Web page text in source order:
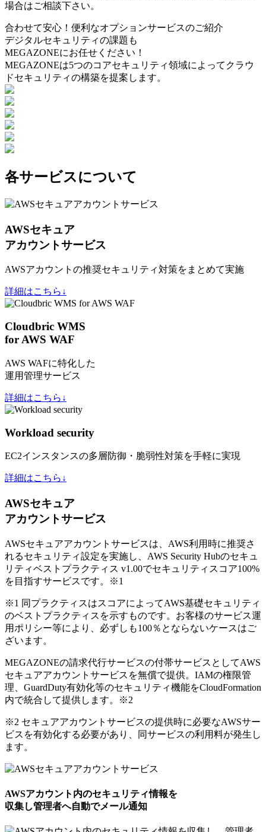
場合はご相談下さい。
合わせて安心！便利なオプションサービスのご紹介
デジタルセキュリティの課題も
MEGAZONEにお任せください！
MEGAZONEは5つのコアセキュリティ領域によってクラウ
ドセキュリティの構築を提案します。
各サービスについて
AWSセキュア
アカウントサービス
AWSアカウントの推奨セキュリティ対策をまとめて実施
詳細はこちら↓
Cloudbric WMS
for AWS WAF
AWS WAFに特化した
運用管理サービス
詳細はこちら↓
Workload security
EC2インスタンスの多層防御・脆弱性対策を手軽に実現
詳細はこちら↓
AWSセキュア
アカウントサービス
AWSセキュアアカウントサービスは、AWS利用時に推奨さ
れるセキュリティ設定を実施し、AWS Security Hubのセキュ
リティベストプラクティス v1.00でセキュリティスコア100%
を目指すサービスです。
※1
※1 同プラクティスはスコアによってAWS基礎セキュリティ
のベストプラクティスを示すものです。お客様のサービス運
用ポリシー等により、必ずしも100％とならないケースはご
ざいます。
MEGAZONEの請求代行サービスの付帯サービスとしてAWS
セキュアアカウントサービスを無償で提供。IAMの権限管
理、GuardDuty有効化等のセキュリティ機能をCloudFormation
内で統合して提供します。
※2
※2 セキュアアカウントサービスの提供時に必要なAWSサー
ビスを有効化する必要があり、同サービスの利用料が発生し
ます。
AWSアカウント内のセキュリティ情報を
収集し管理者へ自動でメール通知